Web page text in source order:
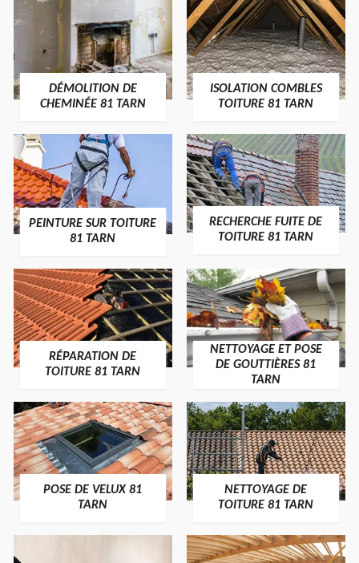
DÉMOLITION DE
CHEMINÉE 81 TARN
ISOLATION COMBLES
TOITURE 81 TARN
PEINTURE SUR TOITURE
81 TARN
RECHERCHE FUITE DE
TOITURE 81 TARN
RÉPARATION DE
TOITURE 81 TARN
NETTOYAGE ET POSE
DE GOUTTIÈRES 81
TARN
POSE DE VELUX 81
TARN
NETTOYAGE DE
TOITURE 81 TARN